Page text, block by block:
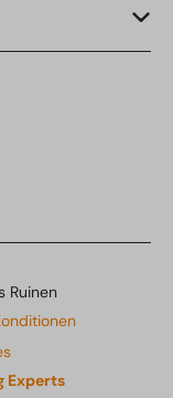
Ruinen
Experts